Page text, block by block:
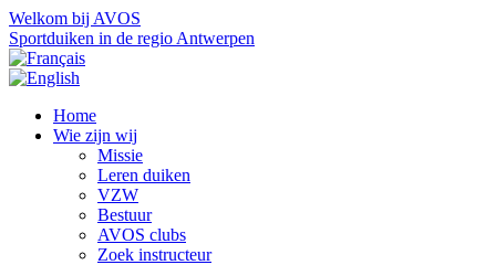
Welkom bij AVOS
Sportduiken in de regio Antwerpen
Home
Wie zijn wij
Missie
Leren duiken
VZW
Bestuur
AVOS clubs
Zoek instructeur